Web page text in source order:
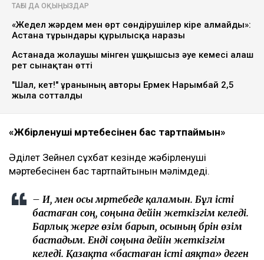
ТАҒЫ ДА ОҚЫҢЫЗДАР
«Жедел жәрдем мен өрт сөндірушілер кіре алмайды»:
Астана тұрғындары құрылысқа наразы
Астанада жолаушы мінген ұшқышсыз әуе кемесі алғаш
рет сынақтан өтті
"Шал, кет!" ұранының авторы Ермек Нарымбай 2,5
жылға сотталды
«Жәбірленуші мәртебесінен бас тартпаймын»
Әділет Зейнел сұхбат кезінде жәбірленуші
мәртебесінен бас тартпайтынын мәлімдеді.
– Иә, мен осы мәртебеде қаламын. Бұл істі
бастаған соң, соңына дейін жеткізгім келеді.
Барлық жерге өзім барып, осының бәрін өзім
бастадым. Енді соңына дейін жеткізгім
келеді. Қазақта «бастаған істі аяқта» деген